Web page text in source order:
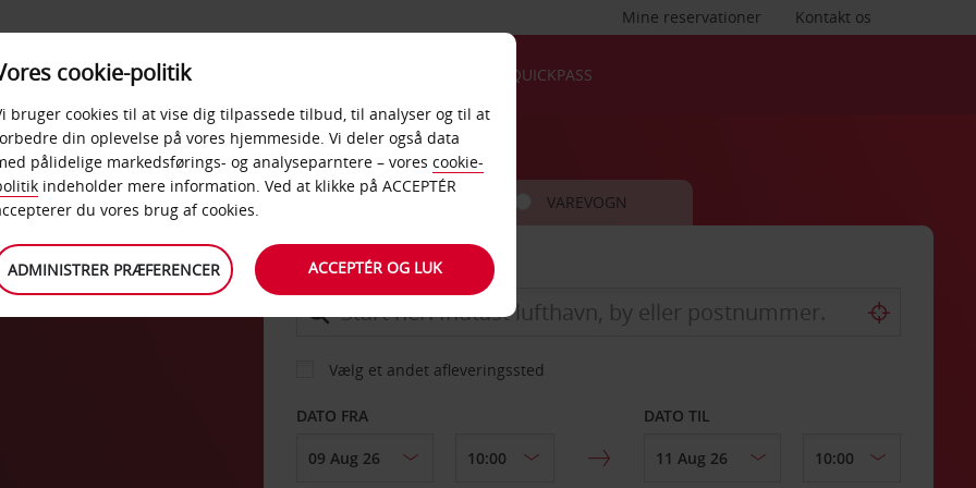
Kontakt os
Mine reservationer
PRODUKTER &
KONTORER
QUICKPASS
BIL VAREVOGN
AFHENT FRA
Vælg et andet afleveringssted
DATO FRA DATO TIL
cookie-politik
bruger cookies til at vise dig tilpassede tilbud, til analyser og til at
din oplevelse på vores hjemmeside. Vi deler også data
pålidelige markedsførings- og analyseparntere – vores cookie-
indeholder mere information. Ved at klikke på ACCEPTÉR
du vores brug af cookies.
ADMINISTRER PRÆFERENCER ACCEPTÉR OG LUK